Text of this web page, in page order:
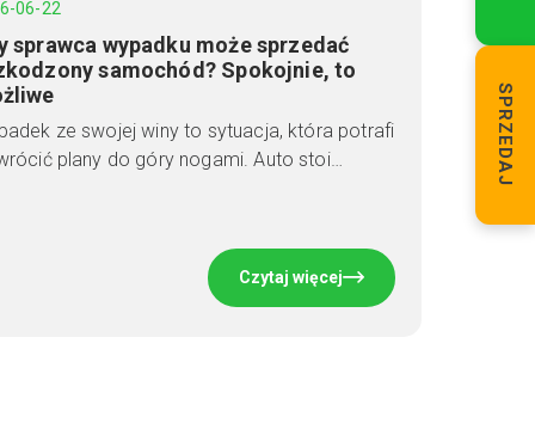
06-22
sprawca wypadku może sprzedać
samochód? Spokojnie, to
ze swojej winy to sytuacja, która potrafi
plany do góry nogami. Auto stoi…
Czytaj więcej
SPRZEDAJ